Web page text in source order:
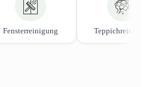
Fensterreinigung